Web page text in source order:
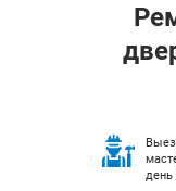
день